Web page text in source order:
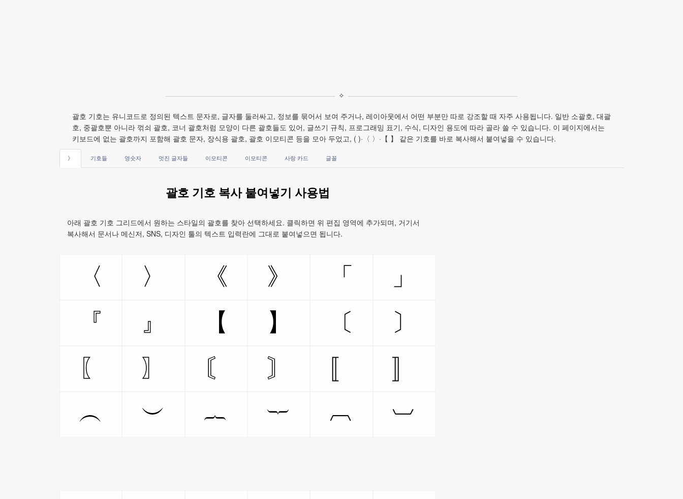
✧
괄호 기호는 유니코드로 정의된 텍스트 문자로, 글자를 둘러싸고, 정보를 묶어서 보여 주거나, 레이아웃에서 어떤 부분만 따로 강조할 때 자주 사용됩니다. 일반 소괄호, 대괄
호, 중괄호뿐 아니라 꺾쇠 괄호, 코너 괄호처럼 모양이 다른 괄호들도 있어, 글쓰기 규칙, 프로그래밍 표기, 수식, 디자인 용도에 따라 골라 쓸 수 있습니다. 이 페이지에서는
키보드에 없는 괄호까지 포함해 괄호 문자, 장식용 괄호, 괄호 이모티콘 등을 모아 두었고, ( )·〈 〉·【 】 같은 기호를 바로 복사해서 붙여넣을 수 있습니다.
》 기호들 영숫자 멋진 글자들 이모티콘 이모티콘 사랑 카드 글꼴
괄호 기호 복사 붙여넣기 사용법
아래 괄호 기호 그리드에서 원하는 스타일의 괄호를 찾아 선택하세요. 클릭하면 위 편집 영역에 추가되며, 거기서
복사해서 문서나 메신저, SNS, 디자인 툴의 텍스트 입력란에 그대로 붙여넣으면 됩니다.
〈 〉 《 》 「
」
『
』 【 】 〔
〕
〖
〗 〘 〙
︵
︶ ︷ ︸ ︹ ︺